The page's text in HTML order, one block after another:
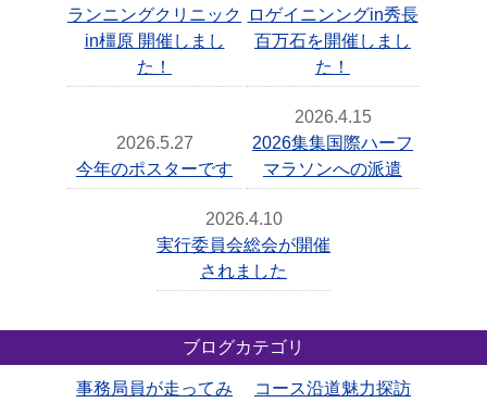
ランニングクリニック
in橿原 開催しまし
た！
ロゲイニンングin秀長
百万石を開催しまし
た！
2026.5.27
今年のポスターです
2026.4.15
2026集集国際ハーフ
マラソンへの派遣
2026.4.10
実行委員会総会が開催
されました
ブログカテゴリ
事務局員が走ってみ
コース沿道魅力探訪